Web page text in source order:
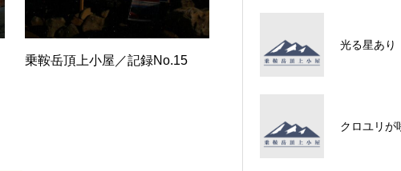
御来光は
乗鞍岳頂上小屋／記録No.15
光る星あり
クロユリが